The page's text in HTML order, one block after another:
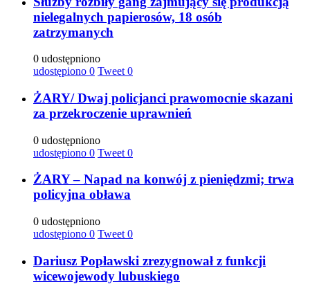
nielegalnych papierosów, 18 osób
zatrzymanych
0 udostępniono
udostępiono 0 Tweet 0
ŻARY/ Dwaj policjanci prawomocnie skazani
za przekroczenie uprawnień
0 udostępniono
udostępiono 0 Tweet 0
ŻARY – Napad na konwój z pieniędzmi; trwa
policyjna obława
0 udostępniono
udostępiono 0 Tweet 0
Dariusz Popławski zrezygnował z funkcji
wicewojewody lubuskiego